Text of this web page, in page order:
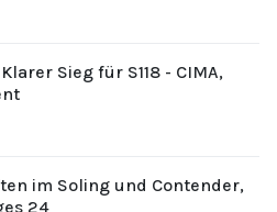
Sieg für S118 - CIMA,
im Soling und Contender,
24